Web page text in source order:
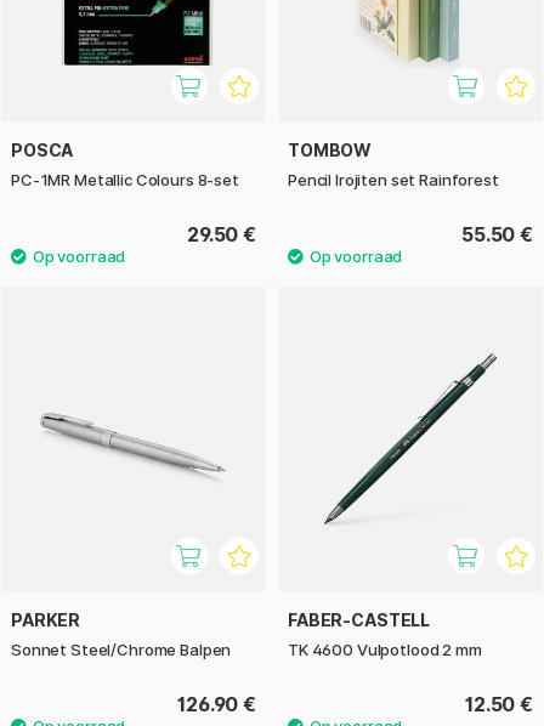
POSCA
PC-1MR Metallic Colours 8-set
29.50 €
TOMBOW
Pencil Irojiten set Rainforest
55.50 €
PARKER
Sonnet Steel/Chrome Balpen
126.90 €
FABER-CASTELL
TK 4600 Vulpotlood 2 mm
12.50 €